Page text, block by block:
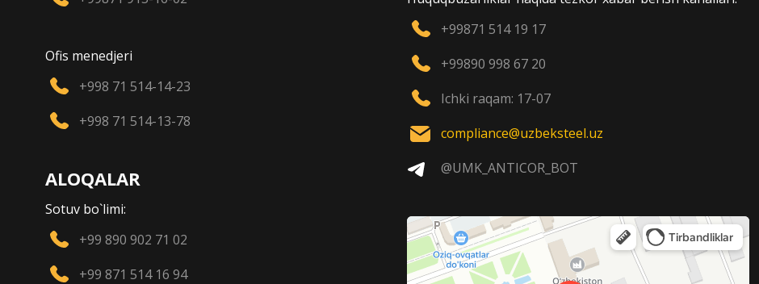
Ofis menedjeri
+998 71 514-14-23
+998 71 514-13-78
ALOQALAR
Sotuv bo`limi:
+99 890 902 71 02
+99 871 514 16 94
+99871 514 19 17
+99890 998 67 20
Ichki raqam: 17-07
compliance@uzbeksteel.uz
@UMK_ANTICOR_BOT